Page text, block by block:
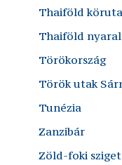
Thaiföld
Thaiföld
Törökország
Török utak
Tunézia
Zanzibár
Zöld-foki